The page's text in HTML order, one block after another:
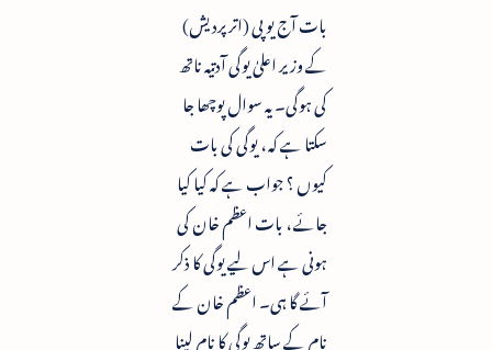
بات آج یو پی (اتر پردیش)
کے وزیر اعلیٰ یوگی آدتیہ ناتھ
کی ہوگی۔ یہ سوال پوچھا جا
سکتا ہے کہ ، یوگی کی بات
کیوں ؟ جواب ہے کہ کیا کیا
جائے ، بات اعظم خان کی
ہونی ہے اس لیے یوگی کا ذکر
آئے گا ہی۔ اعظم خان کے
نام کے ساتھ یوگی کا نام لینا